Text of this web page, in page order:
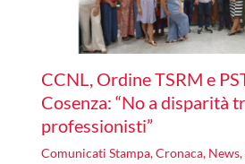
CCNL, Ordine TSRM e
Cosenza: “No a disparità
professionisti”
Comunicati Stampa,Cronaca, News,